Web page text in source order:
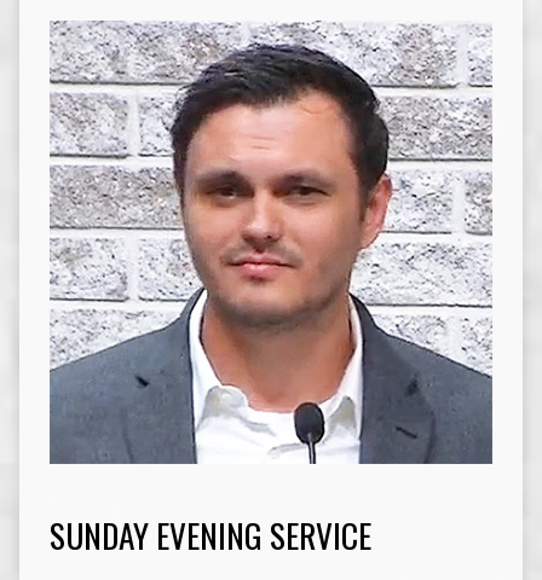
SUNDAY EVENING SERVICE